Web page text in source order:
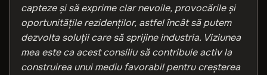
capteze și să exprime clar nevoile, provocările și
oportunitățile rezidenților, astfel încât să putem
dezvolta soluții care să sprijine industria. Viziunea
mea este ca acest consiliu să contribuie activ la
construirea unui mediu favorabil pentru creșterea